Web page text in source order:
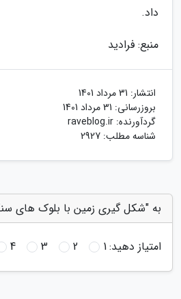
داد.
منبع: فرادید
انتشار: 31 مرداد 1401
بروزرسانی: 31 مرداد 1401
گردآورنده: raveblog.ir
شناسه مطلب: 2927
به "شکل گیری زمین با بلوک های
امتیاز دهید:1
2
3
4